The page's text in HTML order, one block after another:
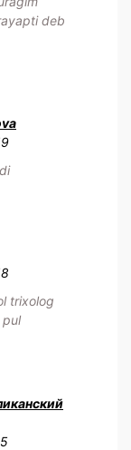
deb
trixolog
pul